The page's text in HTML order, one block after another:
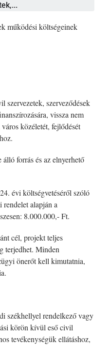
működési költségeinek
szervezetek, szerveződések
vissza nem
közéletét, fejlődését
forrás és az elnyerhető
évi költségvetéséről szóló
alapján a
8.000.000,- Ft.
cél, projekt teljes
terjedhet. Minden
önerőt kell kimutatnia,
székhellyel rendelkező vagy
körön kívül eső civil
tevékenységük ellátáshoz,